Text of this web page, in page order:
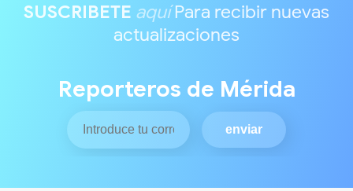
SUSCRIBETE aquíPara recibir nuevas
actualizaciones
Reporteros de Mérida